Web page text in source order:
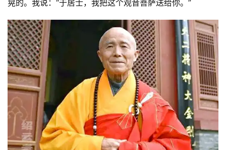
晃的。我说：“于居士，我把这个观音菩萨送给你。”